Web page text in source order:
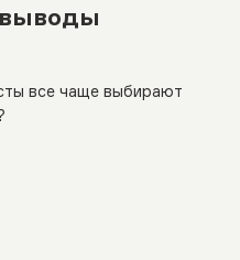
все чаще выбирают